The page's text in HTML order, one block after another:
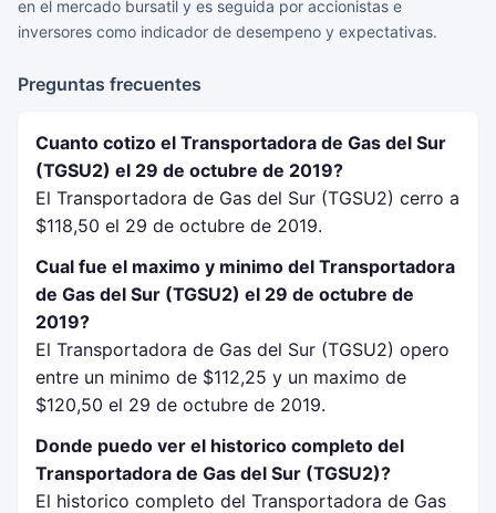
en el mercado bursatil y es seguida por accionistas e
inversores como indicador de desempeno y expectativas.
Preguntas frecuentes
Cuanto cotizo el Transportadora de Gas del Sur
(TGSU2) el 29 de octubre de 2019?
El Transportadora de Gas del Sur (TGSU2) cerro a
$118,50 el 29 de octubre de 2019.
Cual fue el maximo y minimo del Transportadora
de Gas del Sur (TGSU2) el 29 de octubre de
2019?
El Transportadora de Gas del Sur (TGSU2) opero
entre un minimo de $112,25 y un maximo de
$120,50 el 29 de octubre de 2019.
Donde puedo ver el historico completo del
Transportadora de Gas del Sur (TGSU2)?
El historico completo del Transportadora de Gas